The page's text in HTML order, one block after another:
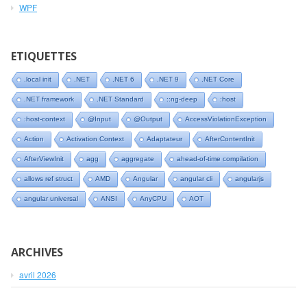
WPF
ETIQUETTES
.local init .NET .NET 6 .NET 9 .NET Core
.NET framework .NET Standard ::ng-deep :host
:host-context @Input @Output AccessViolationException
Action Activation Context Adaptateur AfterContentInit
AfterViewInit agg aggregate ahead-of-time compilation
allows ref struct AMD Angular angular cli angularjs
angular universal ANSI AnyCPU AOT
ARCHIVES
avril 2026